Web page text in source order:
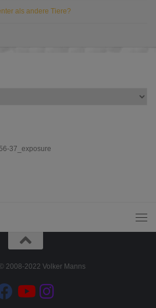
als andere Tiere?
37_exposure
2008-2022 Volker Manns